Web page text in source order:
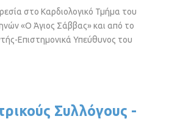
στο Καρδιολογικό Τμήμα του
«Ο Άγιος Σάββας» και από το
Επιστημονικά Υπεύθυνος του
Συλλόγους -